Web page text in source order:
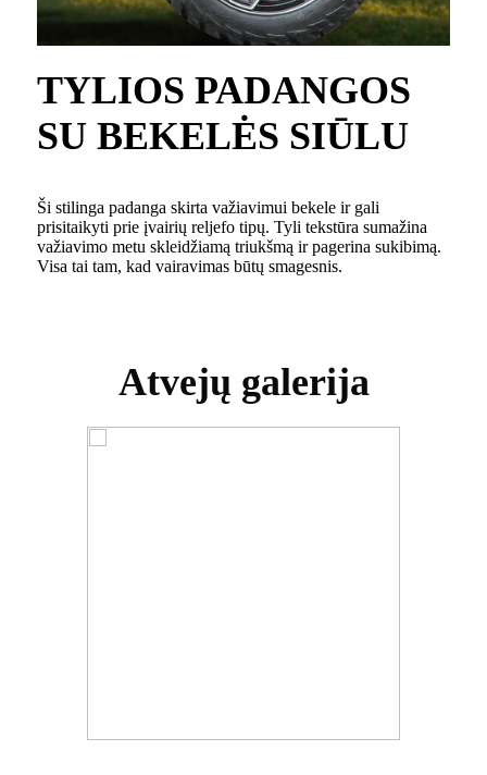
TYLIOS PADANGOS
SU BEKELĖS SIŪLU
Ši stilinga padanga skirta važiavimui bekele ir gali
prisitaikyti prie įvairių reljefo tipų. Tyli tekstūra sumažina
važiavimo metu skleidžiamą triukšmą ir pagerina sukibimą.
Visa tai tam, kad vairavimas būtų smagesnis.
Atvejų galerija